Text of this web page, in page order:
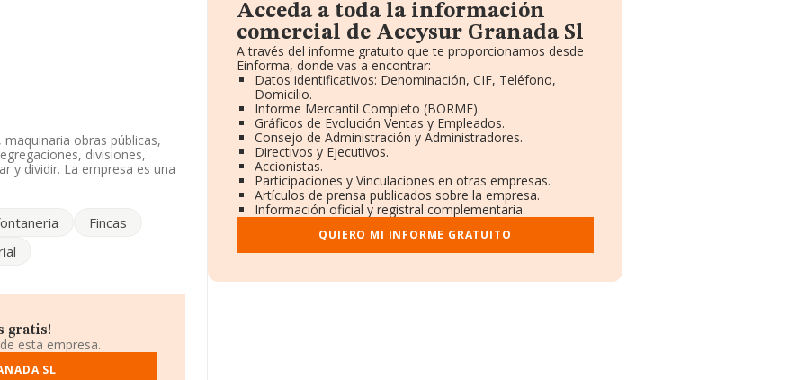
obras públicas,
divisiones,
y dividir. La empresa es una
La empresa es
a los niveles de
del 495 al 575. En el ranking
de Regulacion y Control
compañías que la
Limitada
Clinica Dental S.L. Ha
Fincas
gratis!
esta empresa.
SL
Acceda a toda la información
comercial de Accysur Granada Sl
A través del informe gratuito que te proporcionamos desde
Einforma, donde vas a encontrar:
Datos identificativos: Denominación, CIF, Teléfono,
Domicilio.
Informe Mercantil Completo (BORME).
Gráficos de Evolución Ventas y Empleados.
Consejo de Administración y Administradores.
Directivos y Ejecutivos.
Accionistas.
Participaciones y Vinculaciones en otras empresas.
Artículos de prensa publicados sobre la empresa.
Información oficial y registral complementaria.
QUIERO MI INFORME GRATUITO